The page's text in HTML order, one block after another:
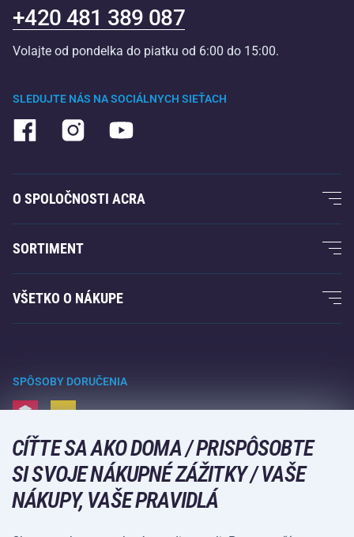
SLEDUJTE NÁS NA SOCIÁLNYCH SIEŤACH
+420 481 389 087
Volajte od pondelka do piatku od 6:00 do 15:00.
O SPOLOČNOSTI ACRA
O nás
Záruka Acra
Kontakty
SORTIMENT
Fitness a posilovanie
Raketové športy
Voľný čas a zábava
Kempovanie a turistika
Bojové športy
Bicykle a kolobežky
Lopové športy
VŠETKO O NÁKUPE
Doprava a platba
SPÔSOBY DORUČENIA
SPÔSOBY PLATBY
CÍŤTE SA AKO DOMA / PRISPÔSOBTE
SI SVOJE NÁKUPNÉ ZÁŽITKY / VAŠE
NÁKUPY, VAŠE PRAVIDLÁ